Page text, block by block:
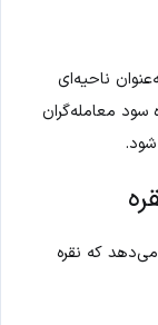
در محدوده 72.90 دلار به‌عنوان ناحیه‌ای
معامله‌گران
که نقره